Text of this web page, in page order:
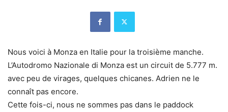
Nous voici à Monza en Italie pour la troisième manche.
L’Autodromo Nazionale di Monza est un circuit de 5.777 m.
avec peu de virages, quelques chicanes. Adrien ne le
connaît pas encore.
Cette fois-ci, nous ne sommes pas dans le paddock